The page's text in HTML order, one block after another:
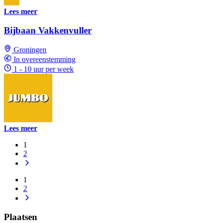
Lees meer
Bijbaan Vakkenvuller
Groningen
In overeenstemming
1 - 10 uur per week
Lees meer
1
2
1
2
Plaatsen